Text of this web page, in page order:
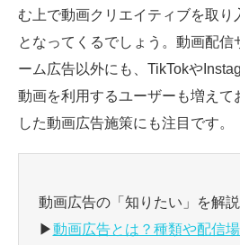
む上で動画クリエイティブを取り
となってくるでしょう。動画配信
ーム広告以外にも、TikTokや
動画を利用するユーザーも増えて
した動画広告施策にも注目です。
動画広告の「知りたい」を解説
▶動画広告とは？種類や配信